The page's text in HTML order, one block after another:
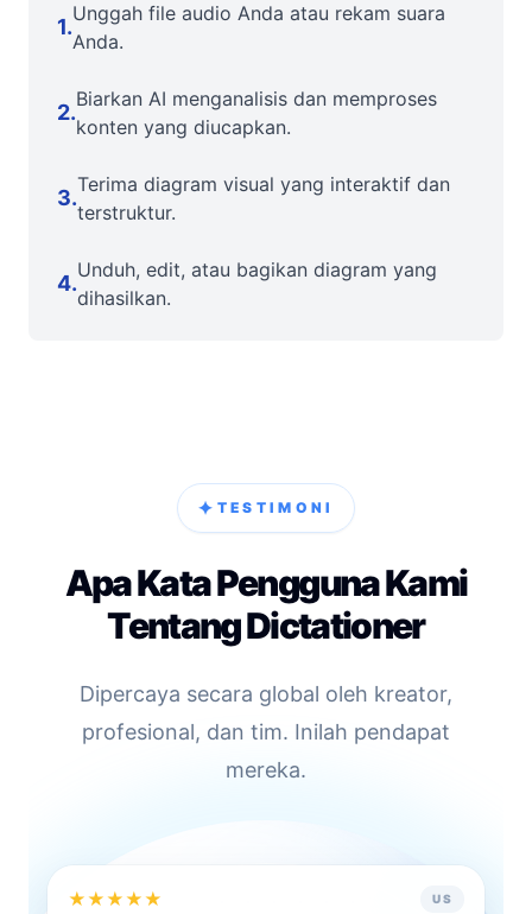
1.
Unggah file audio Anda atau rekam suara
Anda.
2.
Biarkan AI menganalisis dan memproses
konten yang diucapkan.
3.
Terima diagram visual yang interaktif dan
terstruktur.
4.
Unduh, edit, atau bagikan diagram yang
dihasilkan.
✦ TESTIMONI
Apa Kata Pengguna Kami
Tentang Dictationer
Dipercaya secara global oleh kreator,
profesional, dan tim. Inilah pendapat
mereka.
★★★★★ US